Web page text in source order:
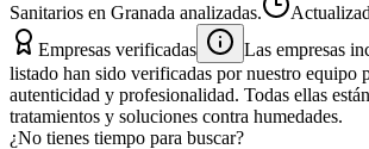
Sanitarios en Granada analizadas.
Empresas verificadas
Las empresas
listado han sido verificadas por nuestro equipo
autenticidad y profesionalidad. Todas ellas
tratamientos y soluciones contra humedades.
¿No tienes tiempo para buscar?